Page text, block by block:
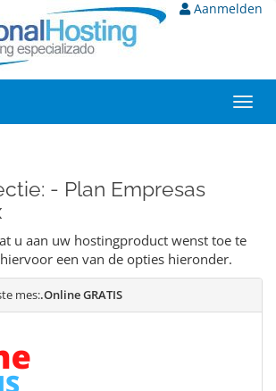
Aanmelden
- Plan Empresas
u aan uw hostingproduct wenst toe te
een van de opties hieronder.
mes:.Online GRATIS